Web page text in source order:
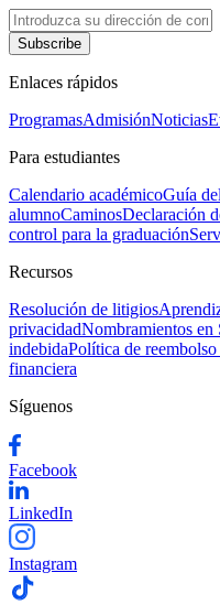
Subscribe
Enlaces rápidos
ProgramasAdmisiónNoticias
Para estudiantes
Calendario académicoGuía
alumnoCaminosDeclaración
control para la graduación
Recursos
Resolución de litigios
privacidadNombramientos en
indebidaPolítica de
financiera
Síguenos
Facebook
LinkedIn
Instagram